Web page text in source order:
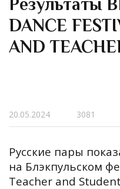
Результаты
DANCE
AND
20.05.2024 3081
Русские пары
на Блэкпульском
Teacher and Student